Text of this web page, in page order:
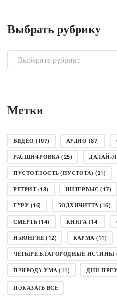
Выбрать рубрику
Выбрать
рубрику
Метки
ВИДЕО (107) АУДИО (87)
РАСШИФРОВКА (25) ДАЛАЙ-
ПУСТОТНОСТЬ (ПУСТОТА) (21)
РЕТРИТ(18) ИНТЕРВЬЮ (17)
ГУРУ (16) БОДХИЧИТТА (16)
СМЕРТЬ (14) КНИГА (14)
НЬЮНГНЕ (12) КАРМА (11)
ЧЕТЫРЕ БЛАГОРОДНЫЕ ИСТИНЫ
ПРИРОДА УМА (11) ДНИ
СОВЕТ(10)
ПОКАЗАТЬ ВСЕ